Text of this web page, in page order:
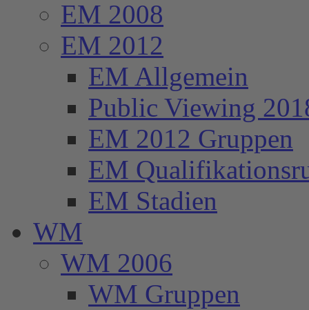
EM 2008
EM 2012
EM Allgemein
Public Viewing
EM 2012 Gruppen
EM
EM Stadien
WM
WM 2006
WM Gruppen